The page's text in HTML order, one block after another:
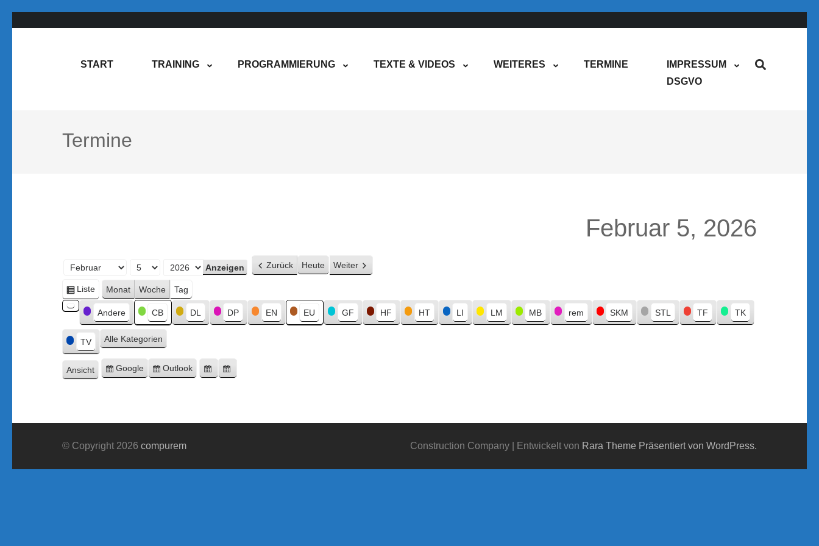
START TRAINING PROGRAMMIERUNG TEXTE & VIDEOS WEITERES TERMINE
IMPRESSUM
DSGVO
Termine
Februar 5, 2026
Zurück Heute Weiter
Ansicht
als
Liste Monat Woche Tag
Kategorien
Kategorie
ohne
Titel
Andere CB DL DP EN EU GF HF HT LI LM MB rem SKM STL TF TK
TV Alle Kategorien
Ansicht ausdrucken
Eintragen
Google
Eintragen
Outlook
Google-
© Copyright 2026 compurem Construction Company | Entwickelt von Rara Theme Präsentiert von WordPress.